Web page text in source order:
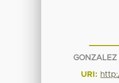
GONZALEZ
URI: